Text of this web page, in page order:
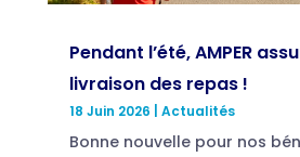
Pendant l’été, AMPER
livraison des repas !
18 Juin 2026 Actualités
Bonne nouvelle pour nos